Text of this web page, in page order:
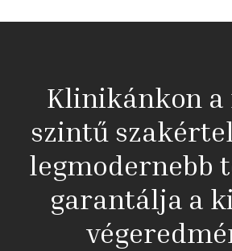
Klinikánkon a
szintű
legmodernebb
garantálja a